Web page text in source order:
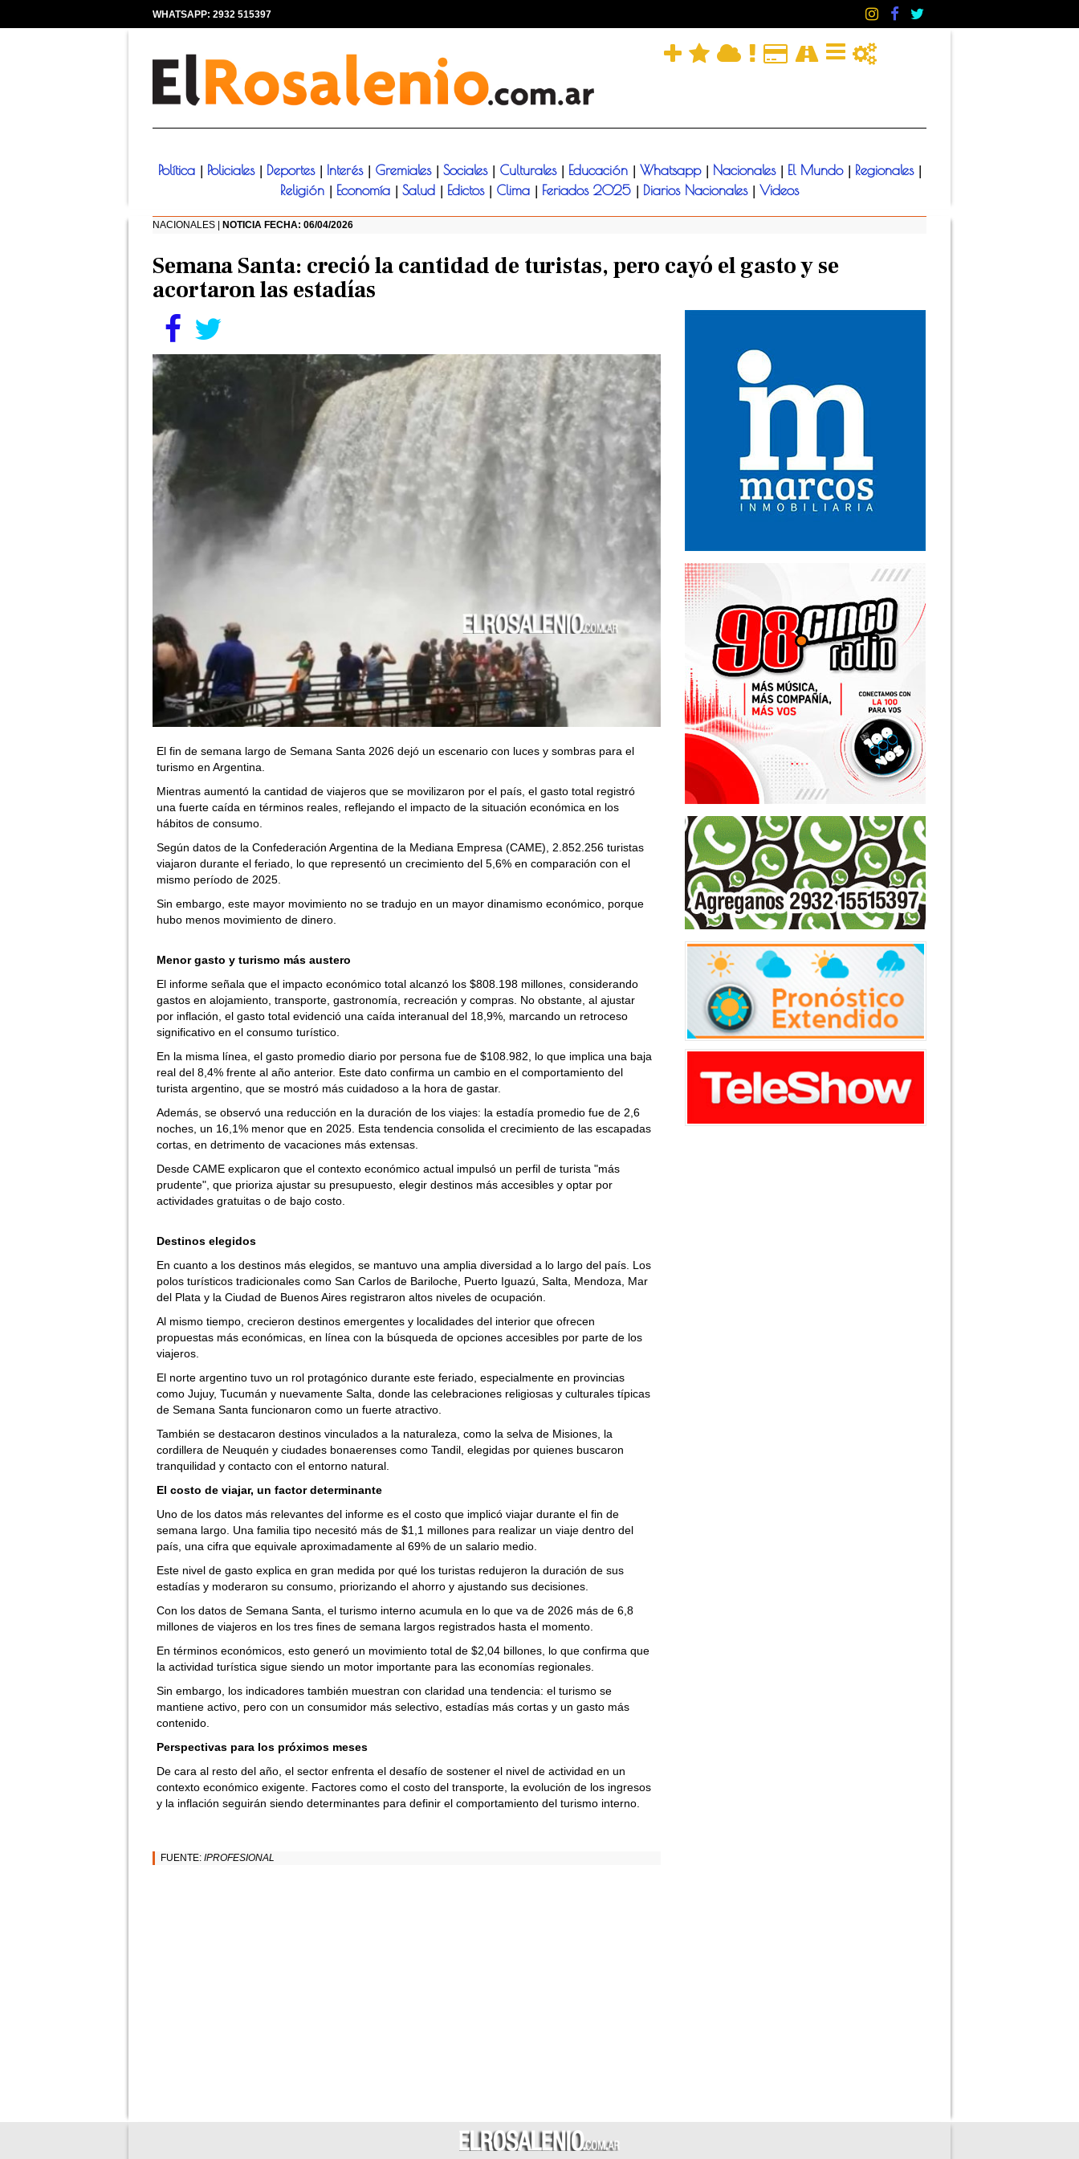
WHATSAPP: 2932 515397
Política
Policiales Deportes Interés Gremiales Sociales Culturales Educación Whatsapp Nacionales El Mundo Regionales
Religión Economía Salud Edictos Clima Feriados 2025 Diarios Nacionales Videos
NACIONALES | NOTICIA FECHA: 06/04/2026
Semana Santa: creció la cantidad de turistas, pero cayó el gasto y se
acortaron las estadías
El fin de semana largo de Semana Santa 2026 dejó un escenario con luces y sombras para el
turismo en Argentina.
Mientras aumentó la cantidad de viajeros que se movilizaron por el país, el gasto total registró
una fuerte caída en términos reales, reflejando el impacto de la situación económica en los
hábitos de consumo.
Según datos de la Confederación Argentina de la Mediana Empresa (CAME), 2.852.256 turistas
viajaron durante el feriado, lo que representó un crecimiento del 5,6% en comparación con el
mismo período de 2025.
Sin embargo, este mayor movimiento no se tradujo en un mayor dinamismo económico, porque
hubo menos movimiento de dinero.
Menor gasto y turismo más austero
El informe señala que el impacto económico total alcanzó los $808.198 millones, considerando
gastos en alojamiento, transporte, gastronomía, recreación y compras. No obstante, al ajustar
por inflación, el gasto total evidenció una caída interanual del 18,9%, marcando un retroceso
significativo en el consumo turístico.
En la misma línea, el gasto promedio diario por persona fue de $108.982, lo que implica una baja
real del 8,4% frente al año anterior. Este dato confirma un cambio en el comportamiento del
turista argentino, que se mostró más cuidadoso a la hora de gastar.
Además, se observó una reducción en la duración de los viajes: la estadía promedio fue de 2,6
noches, un 16,1% menor que en 2025. Esta tendencia consolida el crecimiento de las escapadas
cortas, en detrimento de vacaciones más extensas.
Desde CAME explicaron que el contexto económico actual impulsó un perfil de turista "más
prudente", que prioriza ajustar su presupuesto, elegir destinos más accesibles y optar por
actividades gratuitas o de bajo costo.
Destinos elegidos
En cuanto a los destinos más elegidos, se mantuvo una amplia diversidad a lo largo del país. Los
polos turísticos tradicionales como San Carlos de Bariloche, Puerto Iguazú, Salta, Mendoza, Mar
del Plata y la Ciudad de Buenos Aires registraron altos niveles de ocupación.
Al mismo tiempo, crecieron destinos emergentes y localidades del interior que ofrecen
propuestas más económicas, en línea con la búsqueda de opciones accesibles por parte de los
viajeros.
El norte argentino tuvo un rol protagónico durante este feriado, especialmente en provincias
como Jujuy, Tucumán y nuevamente Salta, donde las celebraciones religiosas y culturales típicas
de Semana Santa funcionaron como un fuerte atractivo.
También se destacaron destinos vinculados a la naturaleza, como la selva de Misiones, la
cordillera de Neuquén y ciudades bonaerenses como Tandil, elegidas por quienes buscaron
tranquilidad y contacto con el entorno natural.
El costo de viajar, un factor determinante
Uno de los datos más relevantes del informe es el costo que implicó viajar durante el fin de
semana largo. Una familia tipo necesitó más de $1,1 millones para realizar un viaje dentro del
país, una cifra que equivale aproximadamente al 69% de un salario medio.
Este nivel de gasto explica en gran medida por qué los turistas redujeron la duración de sus
estadías y moderaron su consumo, priorizando el ahorro y ajustando sus decisiones.
Con los datos de Semana Santa, el turismo interno acumula en lo que va de 2026 más de 6,8
millones de viajeros en los tres fines de semana largos registrados hasta el momento.
En términos económicos, esto generó un movimiento total de $2,04 billones, lo que confirma que
la actividad turística sigue siendo un motor importante para las economías regionales.
Sin embargo, los indicadores también muestran con claridad una tendencia: el turismo se
mantiene activo, pero con un consumidor más selectivo, estadías más cortas y un gasto más
contenido.
Perspectivas para los próximos meses
De cara al resto del año, el sector enfrenta el desafío de sostener el nivel de actividad en un
contexto económico exigente. Factores como el costo del transporte, la evolución de los ingresos
y la inflación seguirán siendo determinantes para definir el comportamiento del turismo interno.
FUENTE: IPROFESIONAL